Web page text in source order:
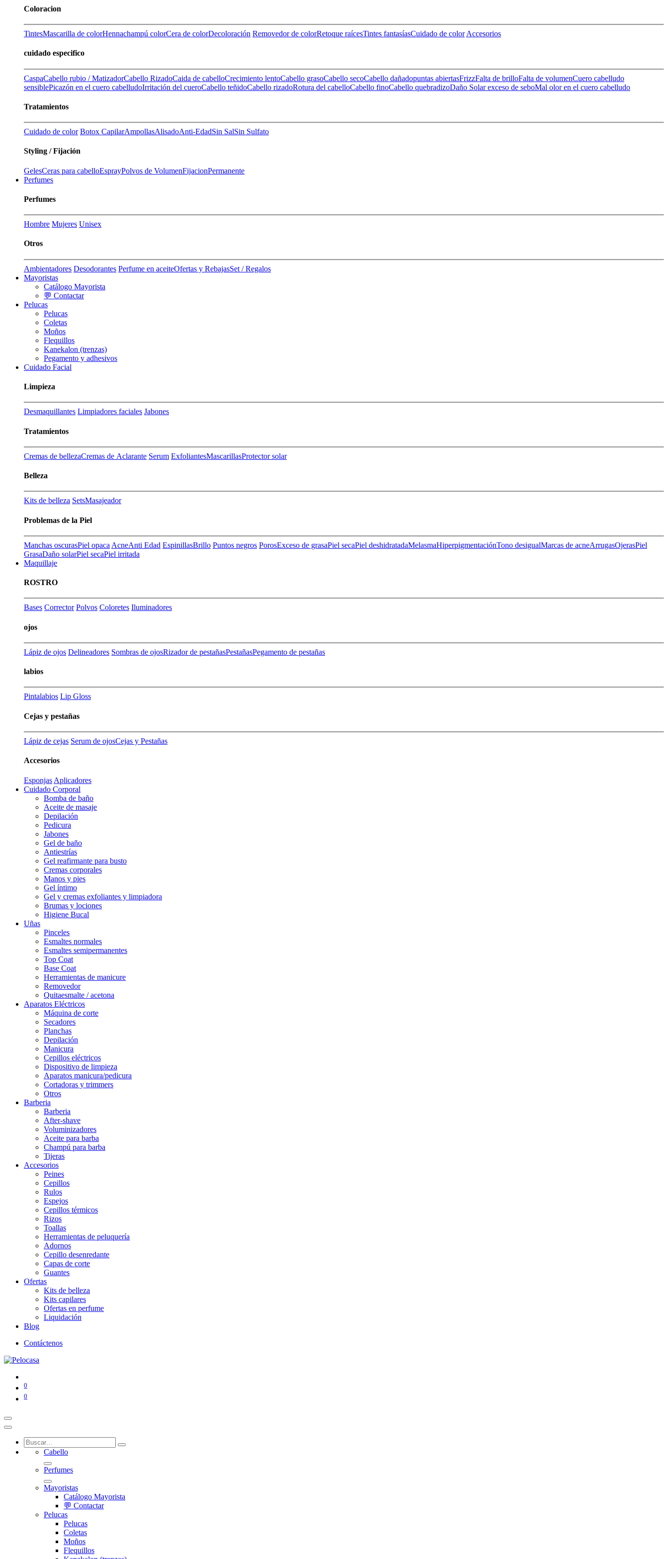
Coloracion
TintesMascarilla de colorHennachampú colorCera de colorDecoloración Removedor de colorRetoque raícesTintes fantasíasCuidado de color Accesorios
cuidado especifico
CaspaCabello rubio / MatizadorCabello RizadoCaida de cabelloCrecimiento lentoCabello grasoCabello secoCabello dañadopuntas abiertasFrizzFalta de brilloFalta de volumenCuero cabelludo
sensiblePicazón en el cuero cabelludoIrritación del cueroCabello teñidoCabello rizadoRotura del cabelloCabello finoCabello quebradizoDaño Solarexceso de seboMal olor en el cuero cabelludo
Tratamientos
Cuidado de color Botox CapilarAmpollasAlisadoAnti-EdadSin SalSin Sulfato
Styling / Fijación
GelesCeras para cabelloEsprayPolvos de VolumenFijacionPermanente
Perfumes
Perfumes
Hombre Mujeres Unisex
Otros
Ambientadores Desodorantes Perfume en aceiteOfertas y RebajasSet / Regalos
Mayoristas
Catálogo Mayorista
💬 Contactar
Pelucas
Pelucas
Coletas
Moños
Flequillos
Kanekalon (trenzas)
Pegamento y adhesivos
Cuidado Facial
Limpieza
Desmaquillantes Limpiadores faciales Jabones
Tratamientos
Cremas de bellezaCremas de Aclarante Serum ExfoliantesMascarillasProtector solar
Belleza
Kits de belleza SetsMasajeador
Problemas de la Piel
Manchas oscurasPiel opaca AcneAnti Edad EspinillasBrillo Puntos negros PorosExceso de grasaPiel secaPiel deshidratadaMelasmaHiperpigmentaciónTono desigualMarcas de acneArrugasOjerasPiel
GrasaDaño solarPiel secaPiel irritada
Maquillaje
ROSTRO
Bases Corrector Polvos Coloretes Iluminadores
ojos
Lápiz de ojos Delineadores Sombras de ojosRizador de pestañasPestañasPegamento de pestañas
labios
Pintalabios Lip Gloss
Cejas y pestañas
Lápiz de cejas Serum de ojosCejas y Pestañas
Accesorios
Esponjas Aplicadores
Cuidado Corporal
Bomba de baño
Aceite de masaje
Depilación
Pedicura
Jabones
Gel de baño
Antiestrías
Gel reafirmante para busto
Cremas corporales
Manos y pies
Gel íntimo
Gel y cremas exfoliantes y limpiadora
Brumas y lociones
Higiene Bucal
Uñas
Pinceles
Esmaltes normales
Esmaltes semipermanentes
Top Coat
Base Coat
Herramientas de manicure
Removedor
Quitaesmalte / acetona
Aparatos Eléctricos
Máquina de corte
Secadores
Planchas
Depilación
Manicura
Cepillos eléctricos
Dispositivo de limpieza
Aparatos manicura/pedicura
Cortadoras y trimmers
Otros
Barberia
Barberia
After-shave
Voluminizadores
Aceite para barba
Champú para barba
Tijeras
Accesorios
Peines
Cepillos
Rulos
Espejos
Cepillos térmicos
Rizos
Toallas
Herramientas de peluquería
Adornos
Cepillo desenredante
Capas de corte
Guantes
Ofertas
Kits de belleza
Kits capilares
Ofertas en perfume
Liquidación
Blog
Contáctenos
0
0
Cabello
Perfumes
Mayoristas
Catálogo Mayorista
💬 Contactar
Pelucas
Pelucas
Coletas
Moños
Flequillos